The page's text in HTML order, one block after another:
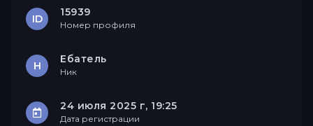
ID
15939
Номер профиля
Н
Ебатель
Ник
24 июля 2025 г, 19:25
Дата регистрации